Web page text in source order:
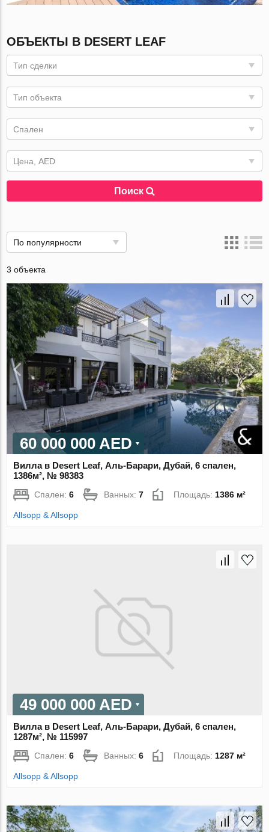
ОБЪЕКТЫ В DESERT LEAF
Тип сделки
Тип объекта
Спален
Цена, AED
Поиск
По популярности
3 объекта
60 000 000 AED
Вилла в Desert Leaf, Аль-Барари, Дубай, 6 спален,
1386м², № 98383
Спален:6 Ванных:7 Площадь: 1386 м²
Allsopp & Allsopp
49 000 000 AED
Вилла в Desert Leaf, Аль-Барари, Дубай, 6 спален,
1287м², № 115997
Спален:6 Ванных:6 Площадь: 1287 м²
Allsopp & Allsopp